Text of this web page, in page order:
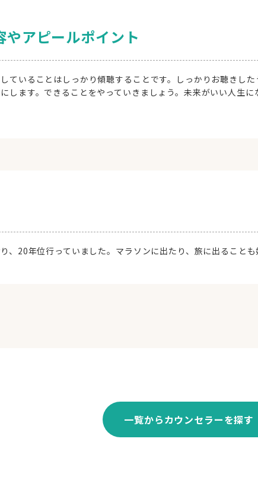
やアピールポイント
ていることはしっかり傾聴することです。しっかりお聴きし
します。できることをやっていきましょう。未来がいい人生
、20年位行っていました。マラソンに出たり、旅に出ることも
一覧からカウンセラーを探す